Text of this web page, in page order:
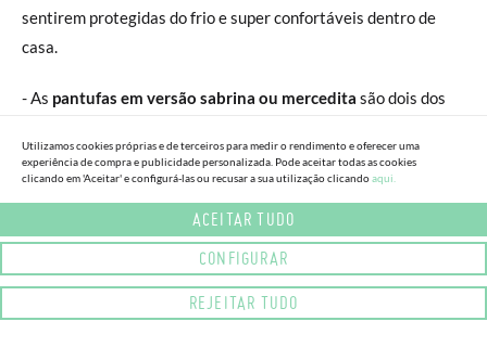
sentirem protegidas do frio e super confortáveis dentro de
casa.
- As pantufas em versão sabrina ou mercedita são dois dos
ao sair do banho pois são fabricadas com um tecido turco que
seca num instante!
AS PANTUFAS DE MENINA MAIS
QUENTINHAS DO INVERNO
Utilizamos cookies próprias e de terceiros para medir o rendimento e oferecer uma
experiência de compra e publicidade personalizada. Pode aceitar todas as cookies
clicando em 'Aceitar' e configurá-las ou recusar a sua utilização clicandoaqui.
ACEITAR TUDO
CONFIGURAR
REJEITAR TUDO